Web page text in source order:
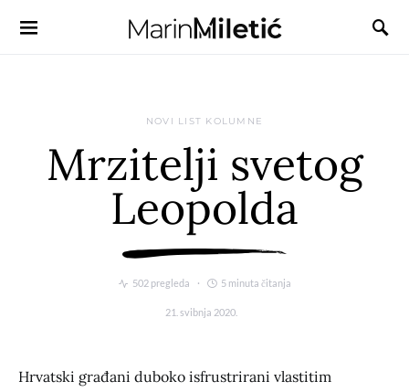
NOVI LIST KOLUMNE
Mrzitelji svetog
Leopolda
502 pregleda 5 minuta čitanja
21. svibnja 2020.
Hrvatski građani duboko isfrustrirani vlastitim